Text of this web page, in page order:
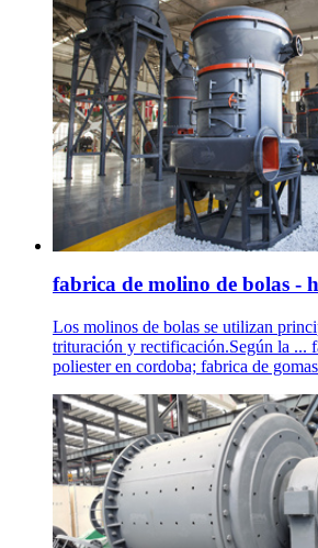
fabrica de molino de bolas -
Los molinos de bolas se utilizan
trituración y rectificación.Según la ...
poliester en cordoba; fabrica de